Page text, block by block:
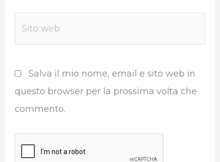
Salva il mio nome, email e sito web in
questo browser per la prossima volta che
commento.